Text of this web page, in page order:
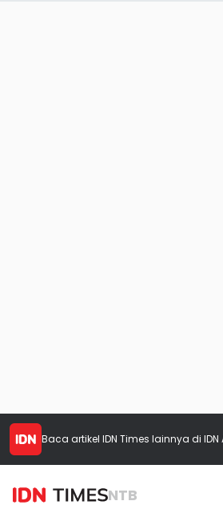
Baca artikel IDN Times lainnya di IDN
NTB